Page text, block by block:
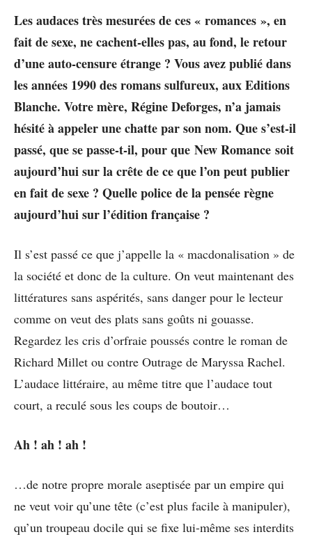
Les audaces très mesurées de ces « romances », en
fait de sexe, ne cachent-elles pas, au fond, le retour
d’une auto-censure étrange ? Vous avez publié dans
les années 1990 des romans sulfureux, aux Editions
Blanche. Votre mère, Régine Deforges, n’a jamais
hésité à appeler une chatte par son nom. Que s’est-il
passé, que se passe-t-il, pour que New Romance soit
aujourd’hui sur la crête de ce que l’on peut publier
en fait de sexe ? Quelle police de la pensée règne
aujourd’hui sur l’édition française ?
Il s’est passé ce que j’appelle la « macdonalisation » de
la société et donc de la culture. On veut maintenant des
littératures sans aspérités, sans danger pour le lecteur
comme on veut des plats sans goûts ni gouasse.
Regardez les cris d’orfraie poussés contre le roman de
Richard Millet ou contre Outrage de Maryssa Rachel.
L’audace littéraire, au même titre que l’audace tout
court, a reculé sous les coups de boutoir…
Ah ! ah ! ah !
…de notre propre morale aseptisée par un empire qui
ne veut voir qu’une tête (c’est plus facile à manipuler),
qu’un troupeau docile qui se fixe lui-même ses interdits